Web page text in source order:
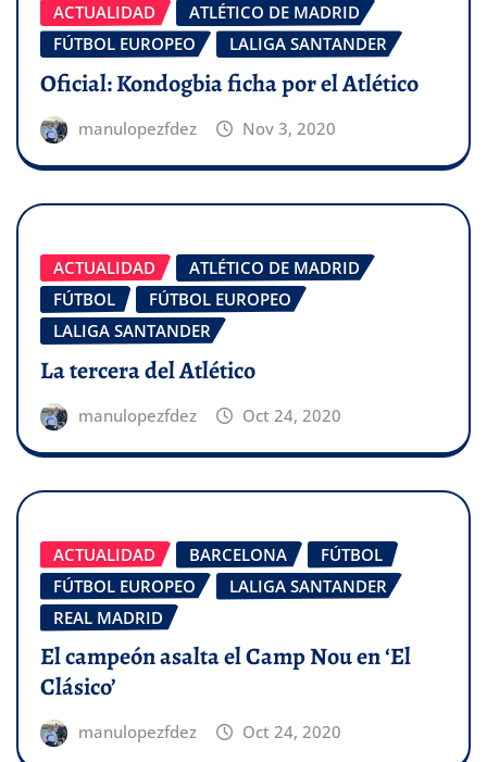
ACTUALIDAD
ATLÉTICO DE MADRID
FÚTBOL EUROPEO
LALIGA SANTANDER
Oficial: Kondogbia ficha por el Atlético
manulopezfdez Nov 3, 2020
ACTUALIDAD
ATLÉTICO DE MADRID
FÚTBOL
FÚTBOL EUROPEO
LALIGA SANTANDER
La tercera del Atlético
manulopezfdez Oct 24, 2020
ACTUALIDAD BARCELONA
FÚTBOL
FÚTBOL EUROPEO
LALIGA SANTANDER
REAL MADRID
El campeón asalta el Camp Nou en ‘El
Clásico’
manulopezfdez Oct 24, 2020